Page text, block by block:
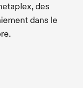
des
dans le